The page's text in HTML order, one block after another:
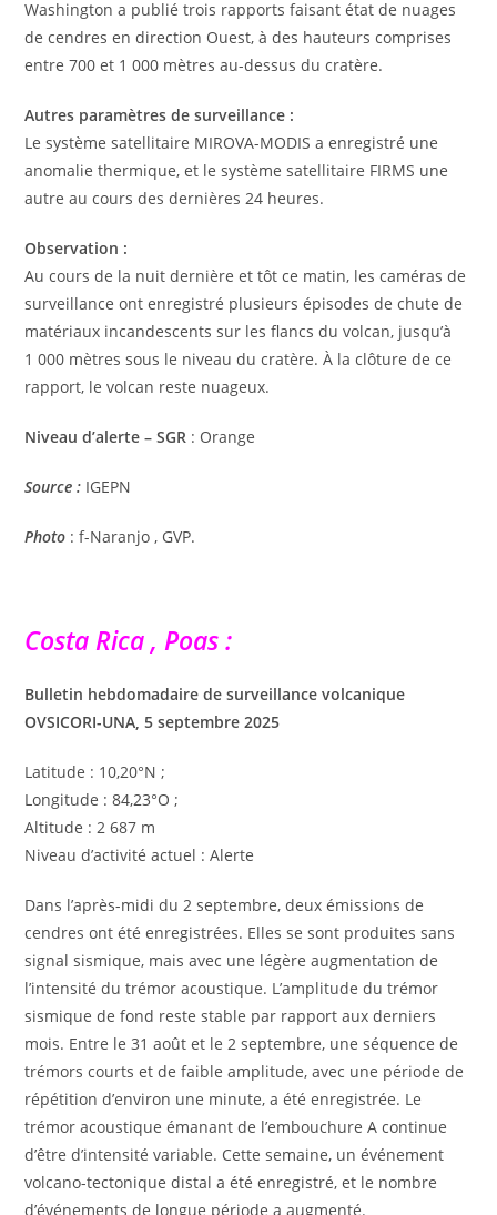
Washington a publié trois rapports faisant état de nuages ​​
de cendres en direction Ouest, à des hauteurs comprises
entre 700 et 1 000 mètres au-dessus du cratère.
Autres paramètres de surveillance :
Le système satellitaire MIROVA-MODIS a enregistré une
anomalie thermique, et le système satellitaire FIRMS une
autre au cours des dernières 24 heures.
Observation :
Au cours de la nuit dernière et tôt ce matin, les caméras de
surveillance ont enregistré plusieurs épisodes de chute de
matériaux incandescents sur les flancs du volcan, jusqu’à
1 000 mètres sous le niveau du cratère. À la clôture de ce
rapport, le volcan reste nuageux.
Niveau d’alerte – SGR : Orange
Source: IGEPN
Photo : f-Naranjo , GVP.
Costa Rica , Poas :
Bulletin hebdomadaire de surveillance volcanique
OVSICORI-UNA, 5 septembre 2025
Latitude : 10,20°N ;
Longitude : 84,23°O ;
Altitude : 2 687 m
Niveau d’activité actuel : Alerte
Dans l’après-midi du 2 septembre, deux émissions de
cendres ont été enregistrées. Elles se sont produites sans
signal sismique, mais avec une légère augmentation de
l’intensité du trémor acoustique. L’amplitude du trémor
sismique de fond reste stable par rapport aux derniers
mois. Entre le 31 août et le 2 septembre, une séquence de
trémors courts et de faible amplitude, avec une période de
répétition d’environ une minute, a été enregistrée. Le
trémor acoustique émanant de l’embouchure A continue
d’être d’intensité variable. Cette semaine, un événement
volcano-tectonique distal a été enregistré, et le nombre
d’événements de longue période a augmenté.